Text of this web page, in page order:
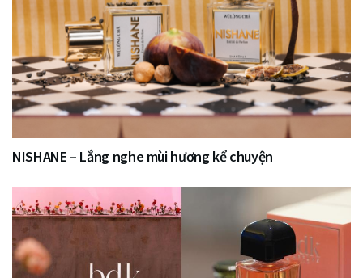
NISHANE – Lắng nghe mùi hương kể chuyện